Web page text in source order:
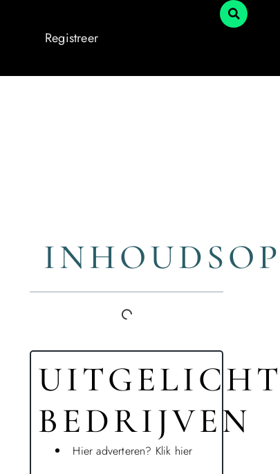
Registreer
BEDRIJVEN
Hier adverteren? Klik hier